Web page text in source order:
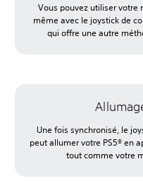
Vous pouvez utiliser votre
même avec le joystick de
qui offre une autre
Une fois synchronisé, le
peut allumer votre PS5® en
tout comme votre